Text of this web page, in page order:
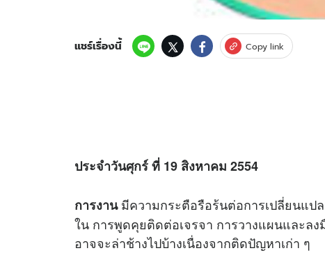
แชร์เรื่องนี้ Copy link
ประจำวันศุกร์ ที่ 19 สิงหาคม 2554
การงานมีความกระตือรือร้นต่อการเปลี่ยนแป
ใน การพูดคุยติดต่อเจรจา การวางแผนและ
อาจจะล่าช้างไปบ้างเนื่องจากติดปัญหาเก่า ๆ